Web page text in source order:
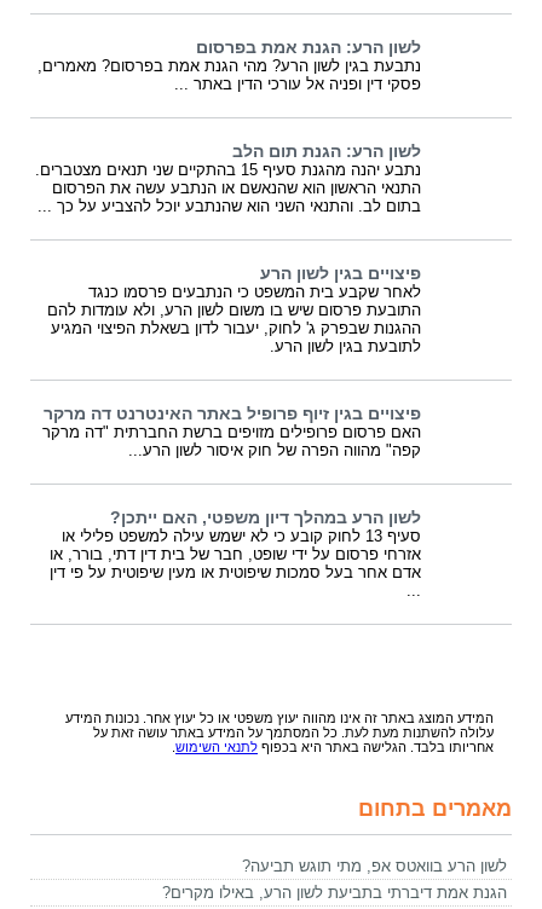
לשון הרע: הגנת אמת בפרסום
נתבעת בגין לשון הרע? מהי הגנת אמת בפרסום? מאמרים,
פסקי דין ופניה אל עורכי הדין באתר ...
לשון הרע: הגנת תום הלב
נתבע יהנה מהגנת סעיף 15 בהתקיים שני תנאים מצטברים.
התנאי הראשון הוא שהנאשם או הנתבע עשה את הפרסום
בתום לב. והתנאי השני הוא שהנתבע יוכל להצביע על כך ...
פיצויים בגין לשון הרע
לאחר שקבע בית המשפט כי הנתבעים פרסמו כנגד
התובעת פרסום שיש בו משום לשון הרע, ולא עומדות להם
ההגנות שבפרק ג' לחוק, יעבור לדון בשאלת הפיצוי המגיע
לתובעת בגין לשון הרע.
פיצויים בגין זיוף פרופיל באתר האינטרנט דה מרקר
האם פרסום פרופילים מזויפים ברשת החברתית "דה מרקר
קפה" מהווה הפרה של חוק איסור לשון הרע...
לשון הרע במהלך דיון משפטי, האם ייתכן?
סעיף 13 לחוק קובע כי לא ישמש עילה למשפט פלילי או
אזרחי פרסום על ידי שופט, חבר של בית דין דתי, בורר, או
אדם אחר בעל סמכות שיפוטית או מעין שיפוטית על פי דין
...
המידע המוצג באתר זה אינו מהווה יעוץ משפטי או כל יעוץ אחר. נכונות המידע
עלולה להשתנות מעת לעת. כל המסתמך על המידע באתר עושה זאת על
אחריותו בלבד. הגלישה באתר היא בכפוף לתנאי השימוש
מאמרים בתחום
לשון הרע בוואטס אפ, מתי תוגש תביעה?
הגנת אמת דיברתי בתביעת לשון הרע, באילו מקרים?